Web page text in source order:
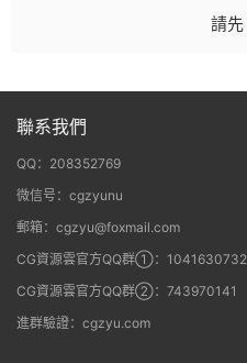
請先
聯系我們
QQ：208352769
微信号：cgzyunu
郵箱：cgzyu@foxmail.com
CG資源雲官方QQ群①：1041630732
CG資源雲官方QQ群②：743970141
進群驗證：cgzyu.com